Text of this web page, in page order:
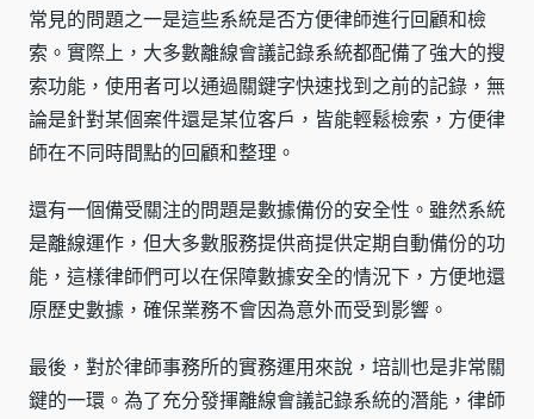
常見的問題之一是這些系統是否方便律師進行回顧和檢
索。實際上，大多數離線會議記錄系統都配備了強大的搜
索功能，使用者可以通過關鍵字快速找到之前的記錄，無
論是針對某個案件還是某位客戶，皆能輕鬆檢索，方便律
師在不同時間點的回顧和整理。
還有一個備受關注的問題是數據備份的安全性。雖然系統
是離線運作，但大多數服務提供商提供定期自動備份的功
能，這樣律師們可以在保障數據安全的情況下，方便地還
原歷史數據，確保業務不會因為意外而受到影響。
最後，對於律師事務所的實務運用來說，培訓也是非常關
鍵的一環。為了充分發揮離線會議記錄系統的潛能，律師